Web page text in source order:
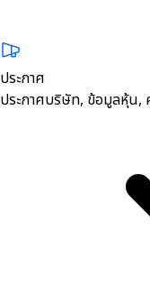
ประกาศ
ประกาศบริษัท, ข้อมูลหุ้น,